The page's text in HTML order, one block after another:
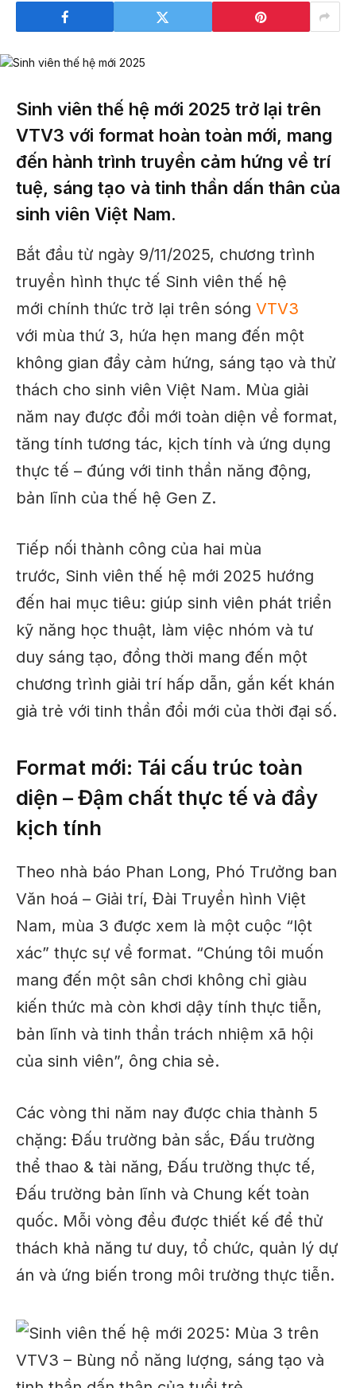
Sinh viên thế hệ mới 2025 trở lại trên
VTV3 với format hoàn toàn mới, mang
đến hành trình truyền cảm hứng về trí
tuệ, sáng tạo và tinh thần dấn thân của
sinh viên Việt Nam.
Bắt đầu từ ngày 9/11/2025, chương trình
truyền hình thực tế Sinh viên thế hệ
mới chính thức trở lại trên sóng VTV3
với mùa thứ 3, hứa hẹn mang đến một
không gian đầy cảm hứng, sáng tạo và thử
thách cho sinh viên Việt Nam. Mùa giải
năm nay được đổi mới toàn diện về format,
tăng tính tương tác, kịch tính và ứng dụng
thực tế – đúng với tinh thần năng động,
bản lĩnh của thế hệ Gen Z.
Tiếp nối thành công của hai mùa
trước, Sinh viên thế hệ mới 2025 hướng
đến hai mục tiêu: giúp sinh viên phát triển
kỹ năng học thuật, làm việc nhóm và tư
duy sáng tạo, đồng thời mang đến một
chương trình giải trí hấp dẫn, gắn kết khán
giả trẻ với tinh thần đổi mới của thời đại số.
Format mới: Tái cấu trúc toàn
diện – Đậm chất thực tế và đầy
kịch tính
Theo nhà báo Phan Long, Phó Trưởng ban
Văn hoá – Giải trí, Đài Truyền hình Việt
Nam, mùa 3 được xem là một cuộc “lột
xác” thực sự về format. “Chúng tôi muốn
mang đến một sân chơi không chỉ giàu
kiến thức mà còn khơi dậy tính thực tiễn,
bản lĩnh và tinh thần trách nhiệm xã hội
của sinh viên”, ông chia sẻ.
Các vòng thi năm nay được chia thành 5
chặng: Đấu trường bản sắc, Đấu trường
thể thao & tài năng, Đấu trường thực tế,
Đấu trường bản lĩnh và Chung kết toàn
quốc. Mỗi vòng đều được thiết kế để thử
thách khả năng tư duy, tổ chức, quản lý dự
án và ứng biến trong môi trường thực tiễn.